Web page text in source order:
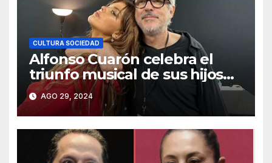
CULTURA SOCIEDAD
Alfonso Cuarón celebra el
triunfo musical de sus hijos
Bu y Olmo Cuarón
AGO 29, 2024